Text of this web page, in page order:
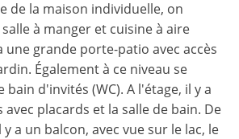
de la maison individuelle, on
à manger et cuisine à aire
une grande porte-patio avec accès
Également à ce niveau se
d'invités (WC). A l'étage, il y a
avec placards et la salle de bain. De
a un balcon, avec vue sur le lac, le